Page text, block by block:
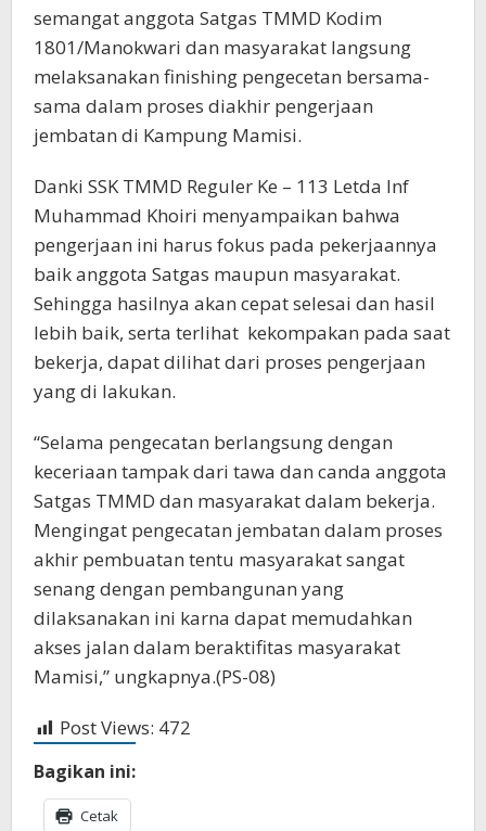
semangat anggota Satgas TMMD Kodim
1801/Manokwari dan masyarakat langsung
melaksanakan finishing pengecetan bersama-
sama dalam proses diakhir pengerjaan
jembatan di Kampung Mamisi.
Danki SSK TMMD Reguler Ke – 113 Letda Inf
Muhammad Khoiri menyampaikan bahwa
pengerjaan ini harus fokus pada pekerjaannya
baik anggota Satgas maupun masyarakat.
Sehingga hasilnya akan cepat selesai dan hasil
lebih baik, serta terlihat kekompakan pada saat
bekerja, dapat dilihat dari proses pengerjaan
yang di lakukan.
“Selama pengecatan berlangsung dengan
keceriaan tampak dari tawa dan canda anggota
Satgas TMMD dan masyarakat dalam bekerja.
Mengingat pengecatan jembatan dalam proses
akhir pembuatan tentu masyarakat sangat
senang dengan pembangunan yang
dilaksanakan ini karna dapat memudahkan
akses jalan dalam beraktifitas masyarakat
Mamisi,” ungkapnya.(PS-08)
Post Views: 472
Bagikan ini:
Cetak